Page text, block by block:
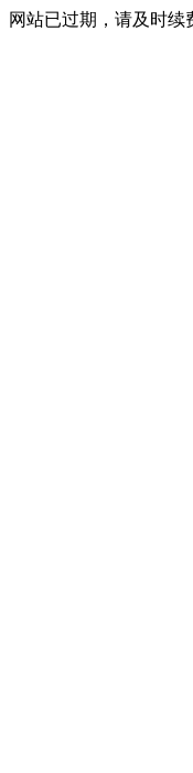
网站已过期，请及时续